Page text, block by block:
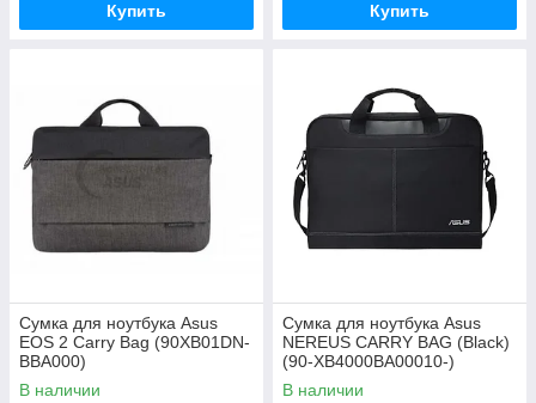
Купить Купить
Сумка для ноутбука Asus
EOS 2 Carry Bag (90XB01DN-
BBA000)
В наличии
Сумка для ноутбука Asus
NEREUS CARRY BAG (Black)
(90-XB4000BA00010-)
В наличии